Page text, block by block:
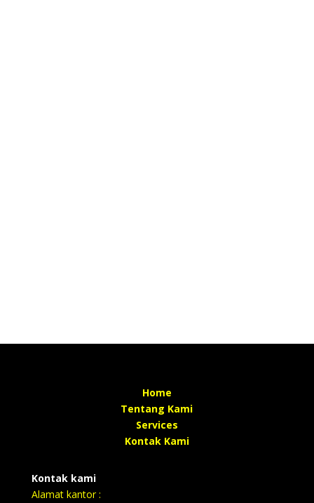
Home
Tentang Kami
Services
Kontak Kami
Kontak kami
Alamat kantor :